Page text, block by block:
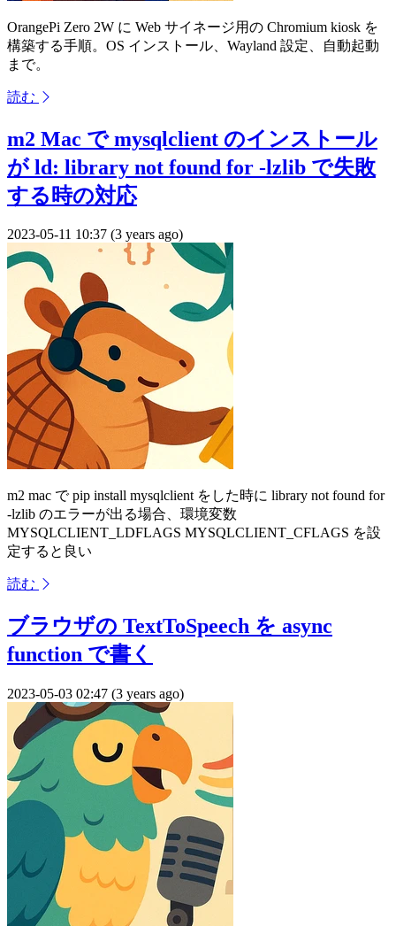
OrangePi Zero 2W に Web サイネージ用の Chromium kiosk を
構築する手順。OS インストール、Wayland 設定、自動起動
まで。
読む
m2 Mac で mysqlclient のインストール
が ld: library not found for -lzlib で失敗
する時の対応
2023-05-11 10:37 (3 years ago)
m2 mac で pip install mysqlclient をした時に library not found for
-lzlib のエラーが出る場合、環境変数
MYSQLCLIENT_LDFLAGS MYSQLCLIENT_CFLAGS を設
定すると良い
読む
ブラウザの TextToSpeech を async
function で書く
2023-05-03 02:47 (3 years ago)